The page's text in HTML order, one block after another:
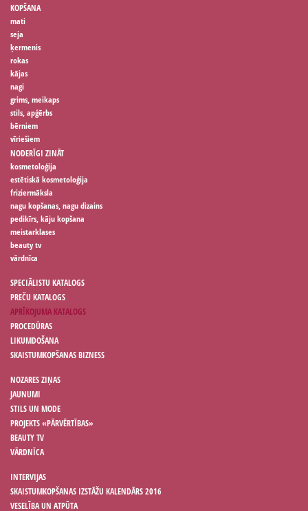
KOPŠANA
mati
seja
ķermenis
rokas
kājas
nagi
grims, meikaps
stils, apģērbs
bērniem
vīriešiem
NODERĪGI ZINĀT
kosmetoloģija
estētiskā kosmetoloģija
friziermāksla
nagu kopšanas, nagu dizains
pedikīrs, kāju kopšana
meistarklases
beauty tv
vārdnīca
SPECIĀLISTU KATALOGS
PREČU KATALOGS
APRĪKOJUMA KATALOGS
PROCEDŪRAS
LIKUMDOŠANA
SKAISTUMKOPŠANAS BIZNESS
NOZARES ZIŅAS
JAUNUMI
STILS UN MODE
PROJEKTS «PĀRVĒRTĪBAS»
BEAUTY TV
VĀRDNĪCA
INTERVIJAS
SKAISTUMKOPŠANAS IZSTĀŽU KALENDĀRS 2016
VESELĪBA UN ATPŪTA